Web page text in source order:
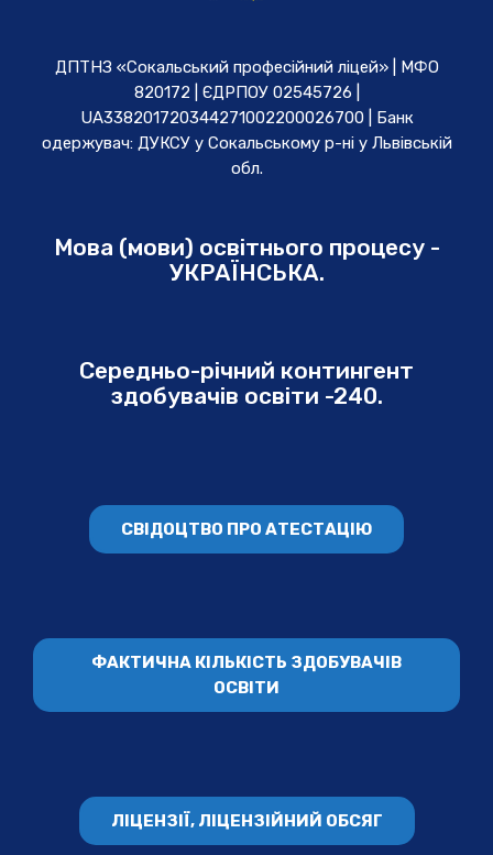
ДПТНЗ «Сокальський професійний ліцей» | МФО
820172 | ЄДРПОУ 02545726 |
UA338201720344271002200026700 | Банк
одержувач: ДУКСУ у Cокальському р-ні у Львівській
обл.
Мова (мови) освітнього процесу -
УКРАЇНСЬКА.
Середньо-річний контингент
здобувачів освіти -240.
СВІДОЦТВО ПРО АТЕСТАЦІЮ
ФАКТИЧНА КІЛЬКІСТЬ ЗДОБУВАЧІВ
ОСВІТИ
ЛІЦЕНЗІЇ, ЛІЦЕНЗІЙНИЙ ОБСЯГ